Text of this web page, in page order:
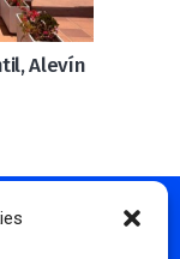
Alevín